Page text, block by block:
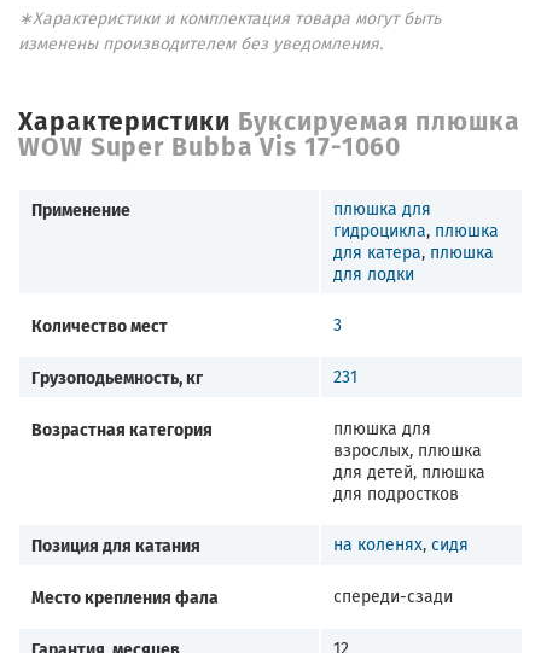
∗Характеристики и комплектация товара могут быть
изменены производителем без уведомления.
Характеристики Буксируемая плюшка
WOW Super Вubba Vis 17-1060
Применение
плюшка для
гидроцикла, плюшка
для катера, плюшка
для лодки
Количество мест 3
Грузоподьемность, кг 231
Возрастная категория
плюшка для
взрослых, плюшка
для детей, плюшка
для подростков
Позиция для катания на коленях, сидя
Место крепления фала спереди-сзади
12